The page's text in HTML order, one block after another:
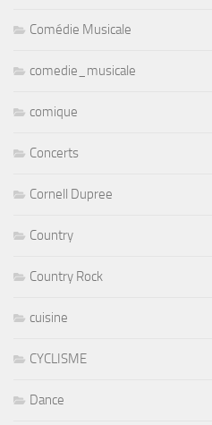
Comédie Musicale
comedie_musicale
comique
Concerts
Cornell Dupree
Country
Country Rock
cuisine
CYCLISME
Dance